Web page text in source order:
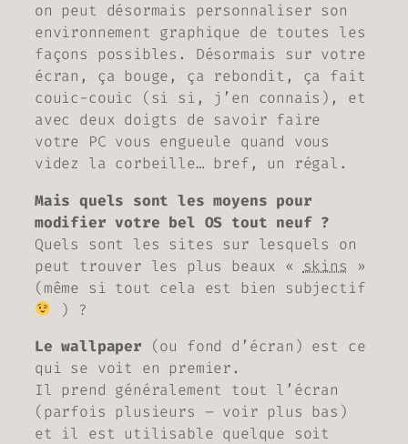
on peut désormais personnaliser son
environnement graphique de toutes les
façons possibles. Désormais sur votre
écran, ça bouge, ça rebondit, ça fait
couic-couic (si si, j’en connais ), et
avec deux doigts de savoir faire
votre PC vous engueule quand vous
videz la corbeille… bref, un régal.
Mais quels sont les moyens pour
modifier votre bel OS tout neuf ?
Quels sont les sites sur lesquels on
peut trouver les plus beaux « skins »
(même si tout cela est bien subjectif
) ?
Le wallpaper (ou fond d’écran ) est ce
qui se voit en premier.
Il prend généralement tout l’écran
(parfois plusieurs – voir plus bas )
et il est utilisable quelque soit